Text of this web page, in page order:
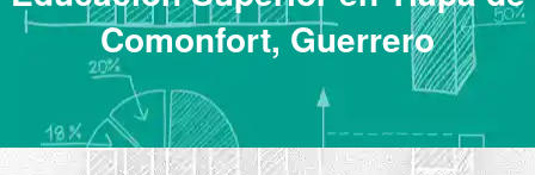
Comonfort, Guerrero